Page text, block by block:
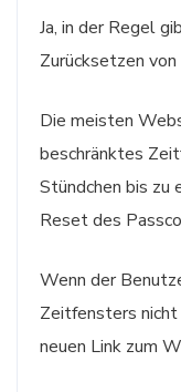
Ja, in der Regel
Zurücksetzen
Die meisten
beschränktes
Stündchen bis zu
Reset des
Wenn der
Zeitfensters
neuen Link zum